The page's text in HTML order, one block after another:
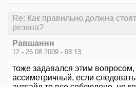
Re: Как правильно должна
резина?
Равшаннн
12 - 26.08.2009 - 08:13
тоже задавался этим
ассиметричный, если